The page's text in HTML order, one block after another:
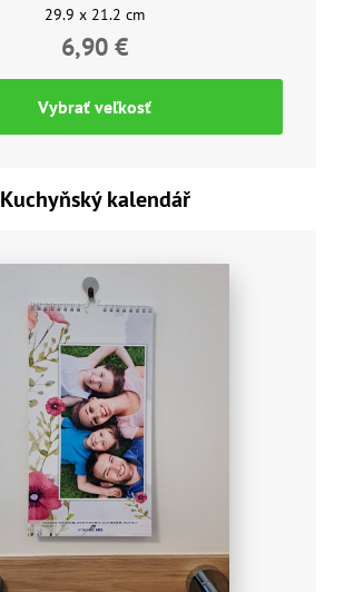
29.9 x 21.2 cm
6,90 €
Vybrať veľkosť
Kuchyňský kalendář